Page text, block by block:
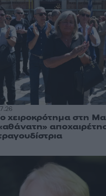
χειροκρότημα στη